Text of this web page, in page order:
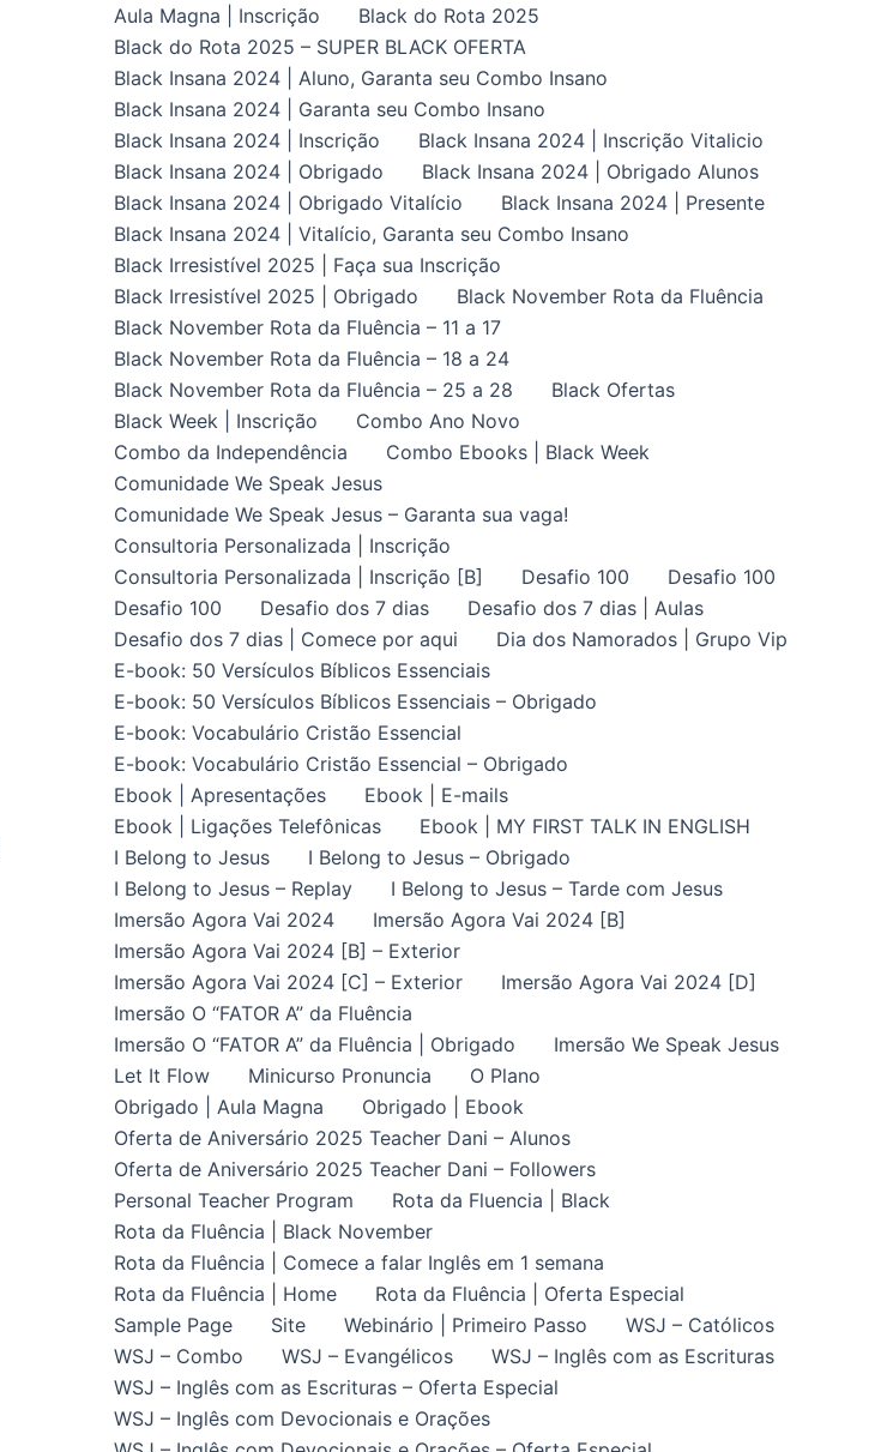
Aula Magna | Inscrição
Black do Rota 2025
Black do Rota 2025 – SUPER BLACK OFERTA
Black Insana 2024 | Aluno, Garanta seu Combo Insano
Black Insana 2024 | Garanta seu Combo Insano
Black Insana 2024 | Inscrição
Black Insana 2024 | Inscrição Vitalicio
Black Insana 2024 | Obrigado
Black Insana 2024 | Obrigado Alunos
Black Insana 2024 | Obrigado Vitalício
Black Insana 2024 | Presente
Black Insana 2024 | Vitalício, Garanta seu Combo Insano
Black Irresistível 2025 | Faça sua Inscrição
Black Irresistível 2025 | Obrigado
Black November Rota da Fluência
Black November Rota da Fluência – 11 a 17
Black November Rota da Fluência – 18 a 24
Black November Rota da Fluência – 25 a 28
Black Ofertas
Black Week | Inscrição
Combo Ano Novo
Combo da Independência
Combo Ebooks | Black Week
Comunidade We Speak Jesus
Comunidade We Speak Jesus – Garanta sua vaga!
Consultoria Personalizada | Inscrição
Consultoria Personalizada | Inscrição [B]
Desafio 100
Desafio 100
Desafio 100
Desafio dos 7 dias
Desafio dos 7 dias | Aulas
Desafio dos 7 dias | Comece por aqui
Dia dos Namorados | Grupo Vip
E-book: 50 Versículos Bíblicos Essenciais
E-book: 50 Versículos Bíblicos Essenciais – Obrigado
E-book: Vocabulário Cristão Essencial
E-book: Vocabulário Cristão Essencial – Obrigado
Ebook | Apresentações
Ebook | E-mails
Ebook | Ligações Telefônicas
Ebook | MY FIRST TALK IN ENGLISH
I Belong to Jesus
I Belong to Jesus – Obrigado
I Belong to Jesus – Replay
I Belong to Jesus – Tarde com Jesus
Imersão Agora Vai 2024
Imersão Agora Vai 2024 [B]
Imersão Agora Vai 2024 [B] – Exterior
Imersão Agora Vai 2024 [C] – Exterior
Imersão Agora Vai 2024 [D]
Imersão O “FATOR A” da Fluência
Imersão O “FATOR A” da Fluência | Obrigado
Imersão We Speak Jesus
Let It Flow
Minicurso Pronuncia
O Plano
Obrigado | Aula Magna
Obrigado | Ebook
Oferta de Aniversário 2025 Teacher Dani – Alunos
Oferta de Aniversário 2025 Teacher Dani – Followers
Personal Teacher Program
Rota da Fluencia | Black
Rota da Fluência | Black November
Rota da Fluência | Comece a falar Inglês em 1 semana
Rota da Fluência | Home
Rota da Fluência | Oferta Especial
Sample Page
Site Webinário | Primeiro Passo
WSJ – Católicos
WSJ – Combo
WSJ – Evangélicos
WSJ – Inglês com as Escrituras
WSJ – Inglês com as Escrituras – Oferta Especial
WSJ – Inglês com Devocionais e Orações